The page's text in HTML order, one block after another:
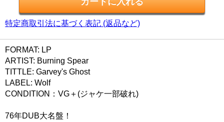
特定商取引法に基づく表記 (返品など)
FORMAT: LP
ARTIST: Burning Spear
TITTLE: Garvey's Ghost
LABEL: Wolf
CONDITION：VG＋(ジャケ一部破れ)
76年DUB大名盤！